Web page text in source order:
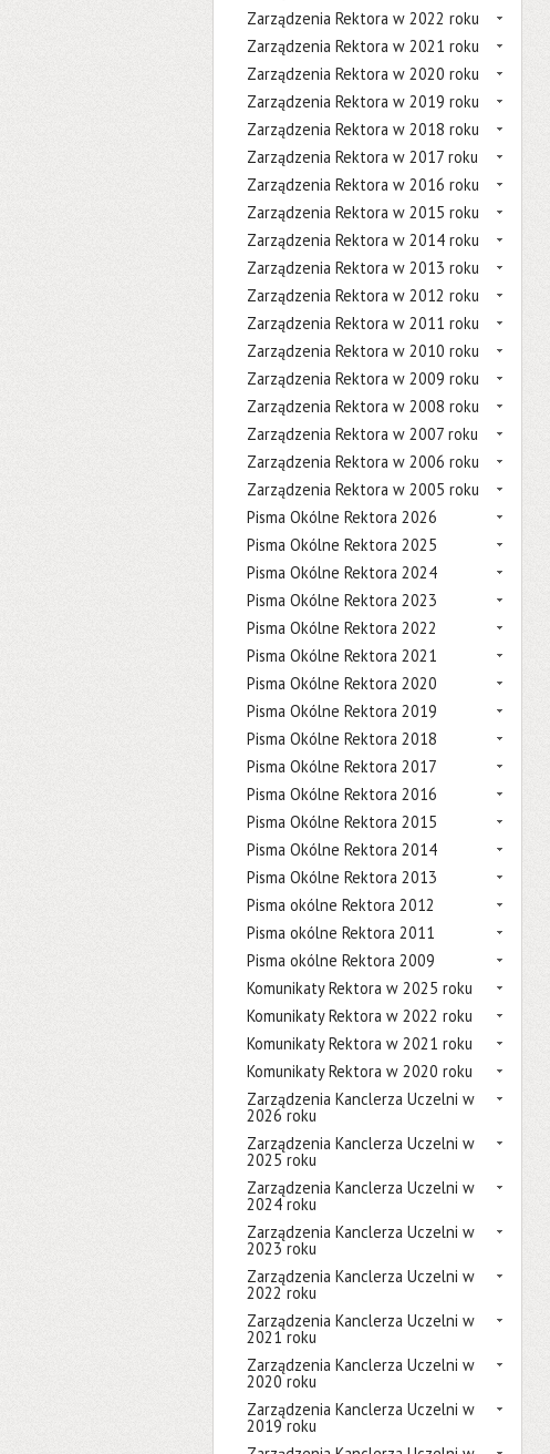
Zarządzenia Rektora w 2022 roku
Zarządzenia Rektora w 2021 roku
Zarządzenia Rektora w 2020 roku
Zarządzenia Rektora w 2019 roku
Zarządzenia Rektora w 2018 roku
Zarządzenia Rektora w 2017 roku
Zarządzenia Rektora w 2016 roku
Zarządzenia Rektora w 2015 roku
Zarządzenia Rektora w 2014 roku
Zarządzenia Rektora w 2013 roku
Zarządzenia Rektora w 2012 roku
Zarządzenia Rektora w 2011 roku
Zarządzenia Rektora w 2010 roku
Zarządzenia Rektora w 2009 roku
Zarządzenia Rektora w 2008 roku
Zarządzenia Rektora w 2007 roku
Zarządzenia Rektora w 2006 roku
Zarządzenia Rektora w 2005 roku
Pisma Okólne Rektora 2026
Pisma Okólne Rektora 2025
Pisma Okólne Rektora 2024
Pisma Okólne Rektora 2023
Pisma Okólne Rektora 2022
Pisma Okólne Rektora 2021
Pisma Okólne Rektora 2020
Pisma Okólne Rektora 2019
Pisma Okólne Rektora 2018
Pisma Okólne Rektora 2017
Pisma Okólne Rektora 2016
Pisma Okólne Rektora 2015
Pisma Okólne Rektora 2014
Pisma Okólne Rektora 2013
Pisma okólne Rektora 2012
Pisma okólne Rektora 2011
Pisma okólne Rektora 2009
Komunikaty Rektora w 2025 roku
Komunikaty Rektora w 2022 roku
Komunikaty Rektora w 2021 roku
Komunikaty Rektora w 2020 roku
Zarządzenia Kanclerza Uczelni w
2026 roku
Zarządzenia Kanclerza Uczelni w
2025 roku
Zarządzenia Kanclerza Uczelni w
2024 roku
Zarządzenia Kanclerza Uczelni w
2023 roku
Zarządzenia Kanclerza Uczelni w
2022 roku
Zarządzenia Kanclerza Uczelni w
2021 roku
Zarządzenia Kanclerza Uczelni w
2020 roku
Zarządzenia Kanclerza Uczelni w
2019 roku